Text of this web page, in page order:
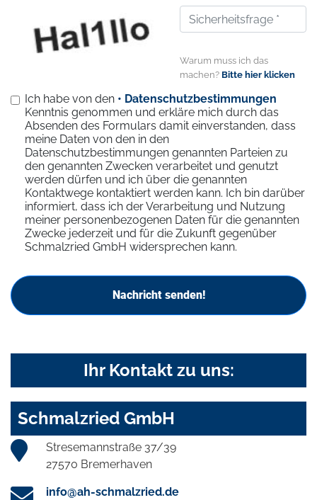
Warum muss ich das
machen? Bitte hier klicken
Ich habe von den • Datenschutzbestimmungen
Kenntnis genommen und erkläre mich durch das
Absenden des Formulars damit einverstanden, dass
meine Daten von den in den
Datenschutzbestimmungen genannten Parteien zu
den genannten Zwecken verarbeitet und genutzt
werden dürfen und ich über die genannten
Kontaktwege kontaktiert werden kann. Ich bin darüber
informiert, dass ich der Verarbeitung und Nutzung
meiner personenbezogenen Daten für die genannten
Zwecke jederzeit und für die Zukunft gegenüber
Schmalzried GmbH widersprechen kann.
Nachricht senden!
Ihr Kontakt zu uns:
Schmalzried GmbH
Stresemannstraße 37/39
27570 Bremerhaven
info@ah-schmalzried.de